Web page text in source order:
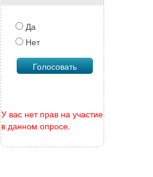
Да
Нет
У вас нет прав на участие
в данном опросе.